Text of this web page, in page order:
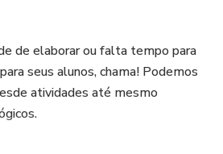
de elaborar ou falta tempo para
seus alunos, chama! Podemos
atividades até mesmo